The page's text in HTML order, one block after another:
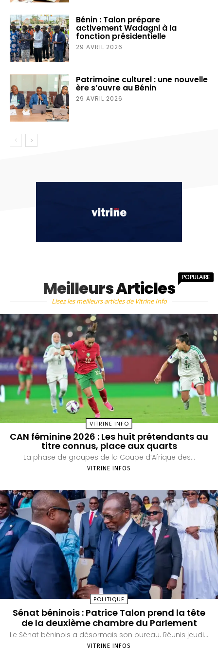
Bénin : Talon prépare
activement Wadagni à la
fonction présidentielle
29 AVRIL 2026
Patrimoine culturel : une nouvelle
ère s’ouvre au Bénin ‎
29 AVRIL 2026
Meilleurs Articles
POPULAIRE
Lisez les meilleurs articles de Vitrine Info
VITRINE INFO
CAN féminine 2026 : Les huit prétendants au
titre connus, place aux quarts
La phase de groupes de la Coupe d’Afrique des...
VITRINE INFOS
POLITIQUE
Sénat béninois : Patrice Talon prend la tête
de la deuxième chambre du Parlement
Le Sénat béninois a désormais son bureau. Réunis jeudi...
VITRINE INFOS